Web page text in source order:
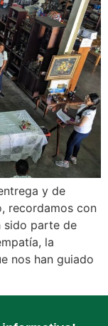
y de
recordamos con
sido parte de
la
nos han guiado